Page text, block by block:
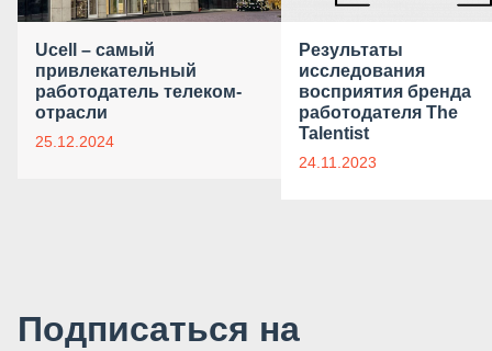
Ucell – самый
привлекательный
работодатель телеком-
отрасли
25.12.2024
Результаты
исследования
восприятия бренда
работодателя The
Talentist
24.11.2023
Подписаться на